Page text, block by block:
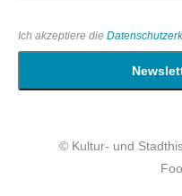
Ich akzeptiere die
© Kultur- und